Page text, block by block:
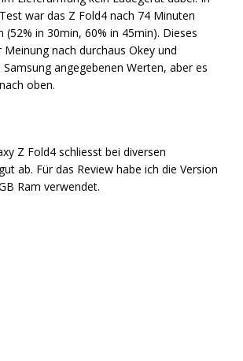
war das Z Fold4 nach 74 Minuten
(52% in 30min, 60% in 45min). Dieses
nach durchaus Okey und
angegebenen Werten, aber es
oben.
Z Fold4 schliesst bei diversen
ab. Für das Review habe ich die Version
Ram verwendet.